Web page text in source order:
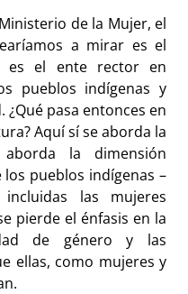
de la Mujer, el
a mirar es el
es el ente rector en
pueblos indígenas y
pasa entonces en
Aquí sí se aborda la
la dimensión
pueblos indígenas –
las mujeres
pierde el énfasis en la
de género y las
ellas, como mujeres y